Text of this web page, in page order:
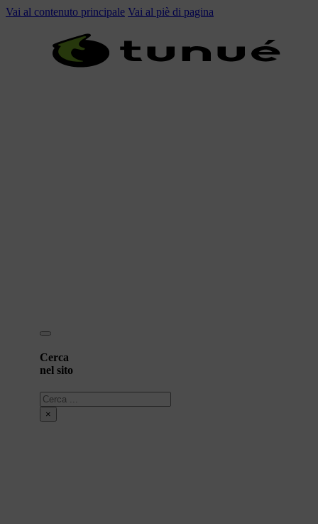
Vai al contenuto principale Vai al piè di pagina
Cerca
nel sito
Cerca
×